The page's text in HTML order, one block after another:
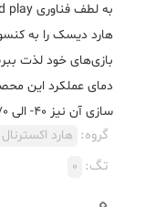
هارد دیسک را به
سازی آن نیز 40- الی 70 درجه سانتی گراد است.
گروه: هارد اکسترنال
تگ: 0